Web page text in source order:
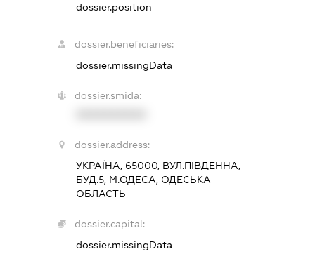
dossier.position -
dossier.beneficiaries:
dossier.missingData
dossier.smida:
dossier.address:
УКРАЇНА, 65000, ВУЛ.ПІВДЕННА,
БУД.5, М.ОДЕСА, ОДЕСЬКА
ОБЛАСТЬ
dossier.capital:
dossier.missingData